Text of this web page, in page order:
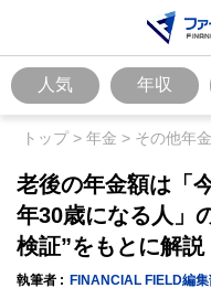
人気 年収
トップ> 年金 > その他年金
老後の年金額は「
年30歳になる人」
検証”をもとに解説
執筆者 : FINANCIAL FIELD編集